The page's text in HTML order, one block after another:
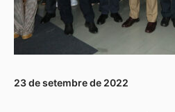
23 de setembre de 2022